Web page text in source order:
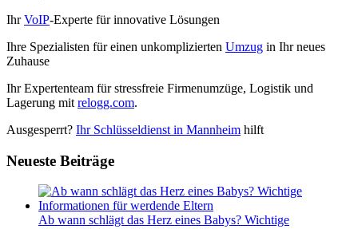
IhrVoIP-Experte für innovative Lösungen
Ihre Spezialisten für einen unkomplizierten Umzug in Ihr neues
Zuhause
Ihr Expertenteam für stressfreie Firmenumzüge, Logistik und
Lagerung mit relogg.com.
Ausgesperrt? Ihr Schlüsseldienst in Mannheim hilft
Neueste Beiträge
Ab wann schlägt das Herz eines Babys? Wichtige